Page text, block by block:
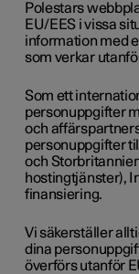
Polestars
EU/EES i vissa
information med
som verkar
Som ett
personuppgifter
och
personuppgifter
och
hostingtjänster),
finansiering.
Vi säkerställer
dina
överförs utanför